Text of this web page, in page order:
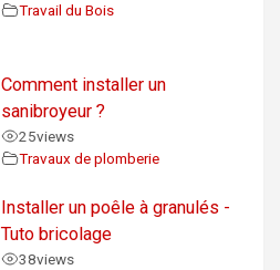
Travail du Bois
Comment installer un
sanibroyeur ?
25views
Travaux de plomberie
Installer un poêle à granulés -
Tuto bricolage
38views